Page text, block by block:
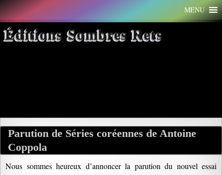
Aller
au
contenu
MENU
Éditions Sombres Rets
Archives par mot-clé : Squid
Parution de Séries coréennes de Antoine
Coppola
Nous sommes heureux d’annoncer la parution du nouvel essai